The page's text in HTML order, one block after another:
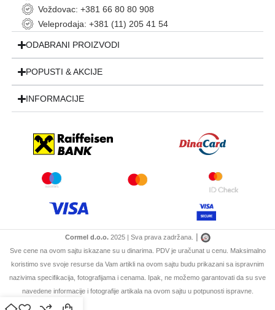
Voždovac: +381 66 80 80 908
Veleprodaja: +381 (11) 205 41 54
ODABRANI PROIZVODI
POPUSTI & AKCIJE
INFORMACIJE
Cormel d.o.o.2025 | Sva prava zadržana. |
Sve cene na ovom sajtu iskazane su u dinarima. PDV je uračunat u cenu. Maksimalno
koristimo sve svoje resurse da Vam artikli na ovom sajtu budu prikazani sa ispravnim
nazivima specifikacija, fotografijama i cenama. Ipak, ne možemo garantovati da su sve
navedene informacije i fotografije artikala na ovom sajtu u potpunosti ispravne.